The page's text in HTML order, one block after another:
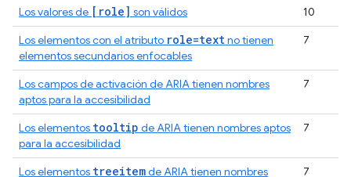
Los valores de [role] son válidos
10
Los elementos con el atributo role=textno tienen
elementos secundarios enfocables
7
Los campos de activación de ARIA tienen nombres
aptos para la accesibilidad
7
Los elementos tooltip de ARIA tienen nombres aptos
para la accesibilidad
7
Los elementos treeitemde ARIA tienen nombres
7